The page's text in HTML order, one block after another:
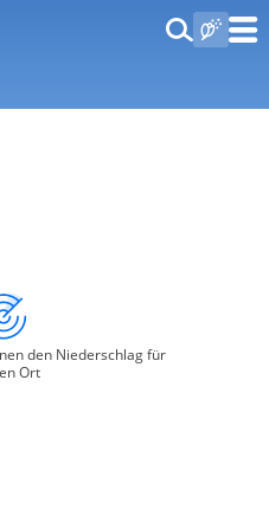
den Niederschlag für
Ort